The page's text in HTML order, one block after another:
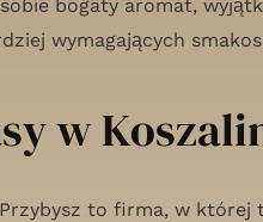
bogaty aromat,
wymagających
w
to firma, w której